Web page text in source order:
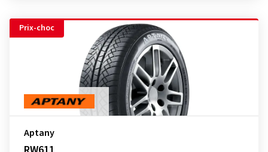
Prix-choc
Aptany